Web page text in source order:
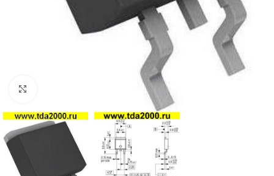
Нажмите, чтобы увеличить